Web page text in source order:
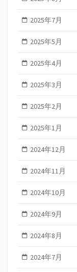
2025年7月
2025年5月
2025年4月
2025年3月
2025年2月
2025年1月
2024年12月
2024年11月
2024年10月
2024年9月
2024年8月
2024年7月